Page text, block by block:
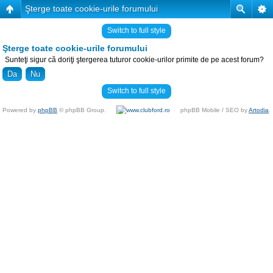
Şterge toate cookie-urile forumului
Switch to full style
Şterge toate cookie-urile forumului
Sunteţi sigur că doriţi ştergerea tuturor cookie-urilor primite de pe acest forum?
Switch to full style
Powered by phpBB © phpBB Group. phpBB Mobile / SEO byArtodia